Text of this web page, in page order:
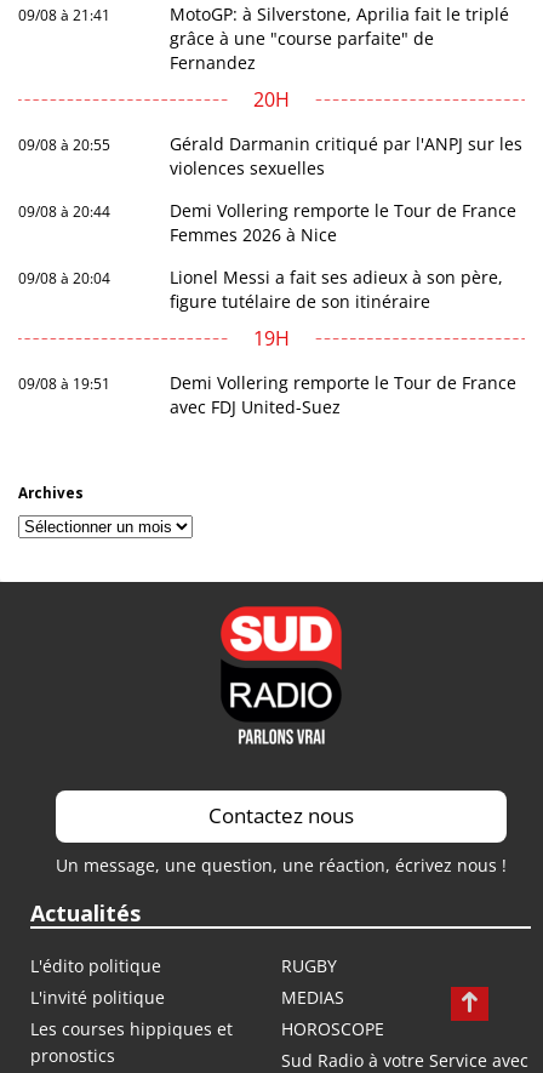
09/08 à 21:41
MotoGP: à Silverstone, Aprilia fait le triplé
grâce à une "course parfaite" de
Fernandez
20H
09/08 à 20:55
Gérald Darmanin critiqué par l'ANPJ sur les
violences sexuelles
09/08 à 20:44
Demi Vollering remporte le Tour de France
Femmes 2026 à Nice
09/08 à 20:04
Lionel Messi a fait ses adieux à son père,
figure tutélaire de son itinéraire
19H
09/08 à 19:51
Demi Vollering remporte le Tour de France
avec FDJ United-Suez
Archives
Archives
Contactez nous
Un message, une question, une réaction, écrivez nous !
Actualités
L'édito politique
RUGBY
L'invité politique
MEDIAS
Les courses hippiques et
pronostics
HOROSCOPE
Sud Radio à votre Service avec